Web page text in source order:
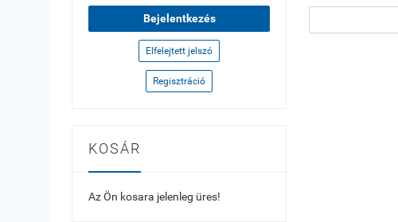
Bejelentkezés
Elfelejtett jelszó
Regisztráció
KOSÁR
Az Ön kosara jelenleg üres!